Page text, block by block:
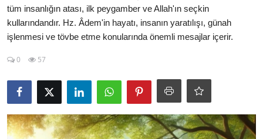
GÜNDEM
HAKKIMIZDA
SURELER
NAMAZ
tüm insanlığın atası, ilk peygamber ve Allah'ın seçkin
kullarındandır. Hz. Âdem'in hayatı, insanın yaratılışı, günah
işlenmesi ve tövbe etme konularında önemli mesajlar içerir.
0 57